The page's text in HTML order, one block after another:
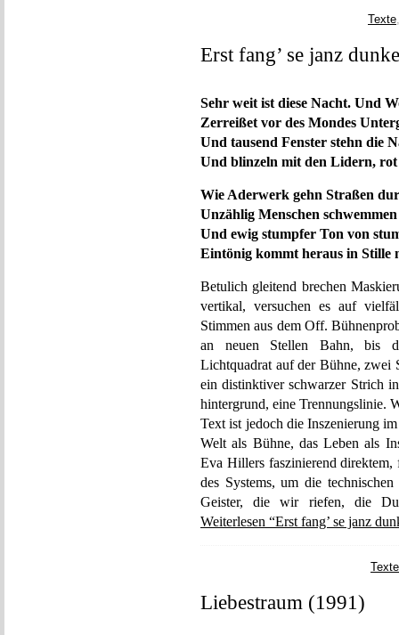
Texte,
Erst fang’ se janz
Sehr weit ist diese Nacht. Und
Zerreißet vor des Mondes
Und tausend Fenster stehn die
Und blinzeln mit den Lidern,
Wie Aderwerk gehn Straßen
Unzählig Menschen
Und ewig stumpfer Ton von
Eintönig kommt heraus in Stille
Betulich gleitend brechen
vertikal, versuchen es auf
Stimmen aus dem Off.
an neuen Stellen Bahn, bis
Lichtquadrat auf der Bühne, zwei
ein distinktiver schwarzer Strich
hintergrund, eine Trennungslinie.
Text ist jedoch die Inszenierung
Welt als Bühne, das Leben als
Eva Hillers faszinierend direktem,
des Systems, um die
Geister, die wir riefen, die
Weiterlesen “Erst fang’ se janz
Texte
Liebestraum (1991)